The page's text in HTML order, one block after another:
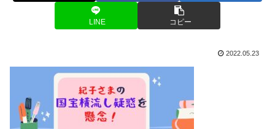
LINE コピー
2022.05.23